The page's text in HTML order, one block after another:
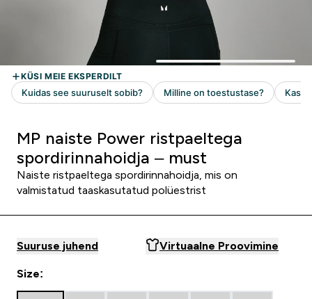
MP naiste Power ristpaeltega
spordirinnahoidja – must
Naiste ristpaeltega spordirinnahoidja, mis on
valmistatud taaskasutatud polüestrist
Suuruse juhend Virtuaalne Proovimine
Size: